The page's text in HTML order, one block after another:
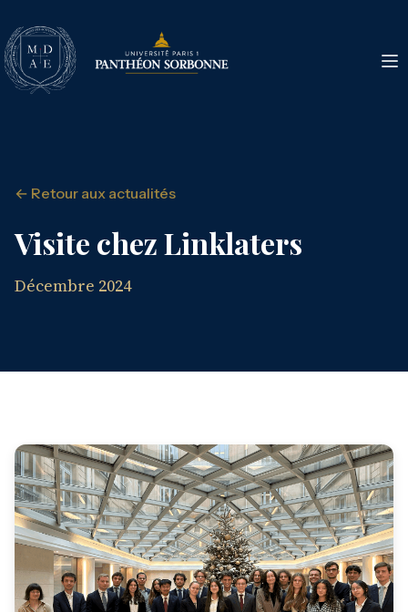
← Retour aux actualités
Visite chez Linklaters
Décembre 2024